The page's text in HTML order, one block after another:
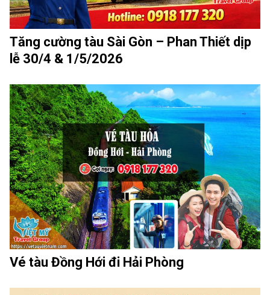
Tăng cường tàu Sài Gòn – Phan Thiết dịp
lễ 30/4 & 1/5/2026
Vé tàu Đồng Hới đi Hải Phòng